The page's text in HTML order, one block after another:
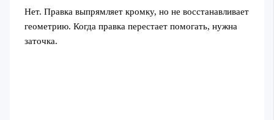
Нет. Правка выпрямляет кромку, но не восстанавливает
геометрию. Когда правка перестает помогать, нужна
заточка.